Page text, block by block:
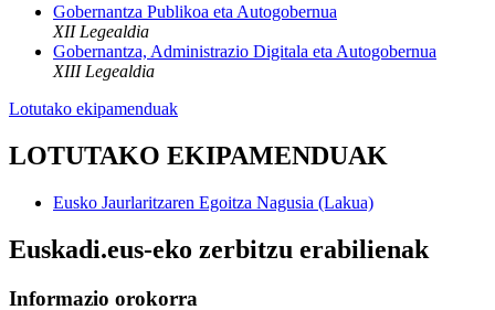
Gobernantza Publikoa eta Autogobernua
XII Legealdia
Gobernantza, Administrazio Digitala eta Autogobernua
XIII Legealdia
Lotutako ekipamenduak
LOTUTAKO EKIPAMENDUAK
Eusko Jaurlaritzaren Egoitza Nagusia (Lakua)
Euskadi.eus-eko zerbitzu erabilienak
Informazio orokorra